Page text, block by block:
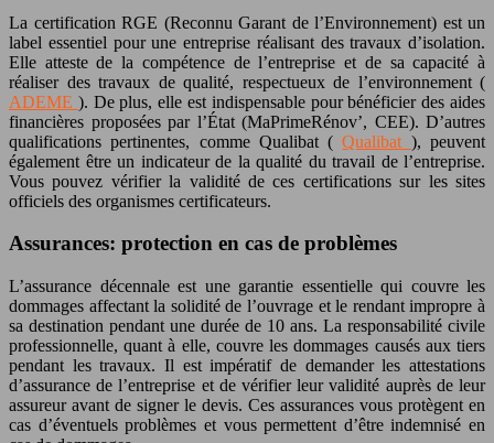
La certification RGE (Reconnu Garant de l’Environnement) est un
label essentiel pour une entreprise réalisant des travaux d’isolation.
Elle atteste de la compétence de l’entreprise et de sa capacité à
réaliser des travaux de qualité, respectueux de l’environnement (
ADEME ). De plus, elle est indispensable pour bénéficier des aides
financières proposées par l’État (MaPrimeRénov’, CEE). D’autres
qualifications pertinentes, comme Qualibat (Qualibat ), peuvent
également être un indicateur de la qualité du travail de l’entreprise.
Vous pouvez vérifier la validité de ces certifications sur les sites
officiels des organismes certificateurs.
Assurances: protection en cas de problèmes
L’assurance décennale est une garantie essentielle qui couvre les
dommages affectant la solidité de l’ouvrage et le rendant impropre à
sa destination pendant une durée de 10 ans. La responsabilité civile
professionnelle, quant à elle, couvre les dommages causés aux tiers
pendant les travaux. Il est impératif de demander les attestations
d’assurance de l’entreprise et de vérifier leur validité auprès de leur
assureur avant de signer le devis. Ces assurances vous protègent en
cas d’éventuels problèmes et vous permettent d’être indemnisé en